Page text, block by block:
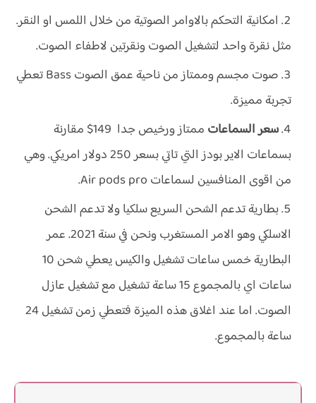
امكانية التحكم بالاوامر الصوتية من خلال اللمس او النقر.
مثل نقرة واحد لتشغيل الصوت ونقرتين لاطفاء الصوت.
صوت مجسم وممتاز من ناحية عمق الصوت Bass تعطي
تجربة مميزة.
سعر السماعات
ممتاز ورخيص جدا 149$ مقارنة
بسماعات الاير بودز التي تاتي بسعر 250 دولار امريكي. وهي
من اقوى المنافسين لسماعات Air pods pro.
بطارية تدعم الشحن السريع سلكيا ولا تدعم الشحن
الاسلكي وهو الامر المستغرب ونحن في سنة 2021. عمر
البطارية خمس ساعات تشغيل والكيس يعطي شحن 10
ساعات اي بالمجموع 15 ساعة تشغيل مع تشغيل عازل
الصوت. اما عند اغلاق هذه الميزة فتعطي زمن تشغيل 24
ساعة بالمجموع.